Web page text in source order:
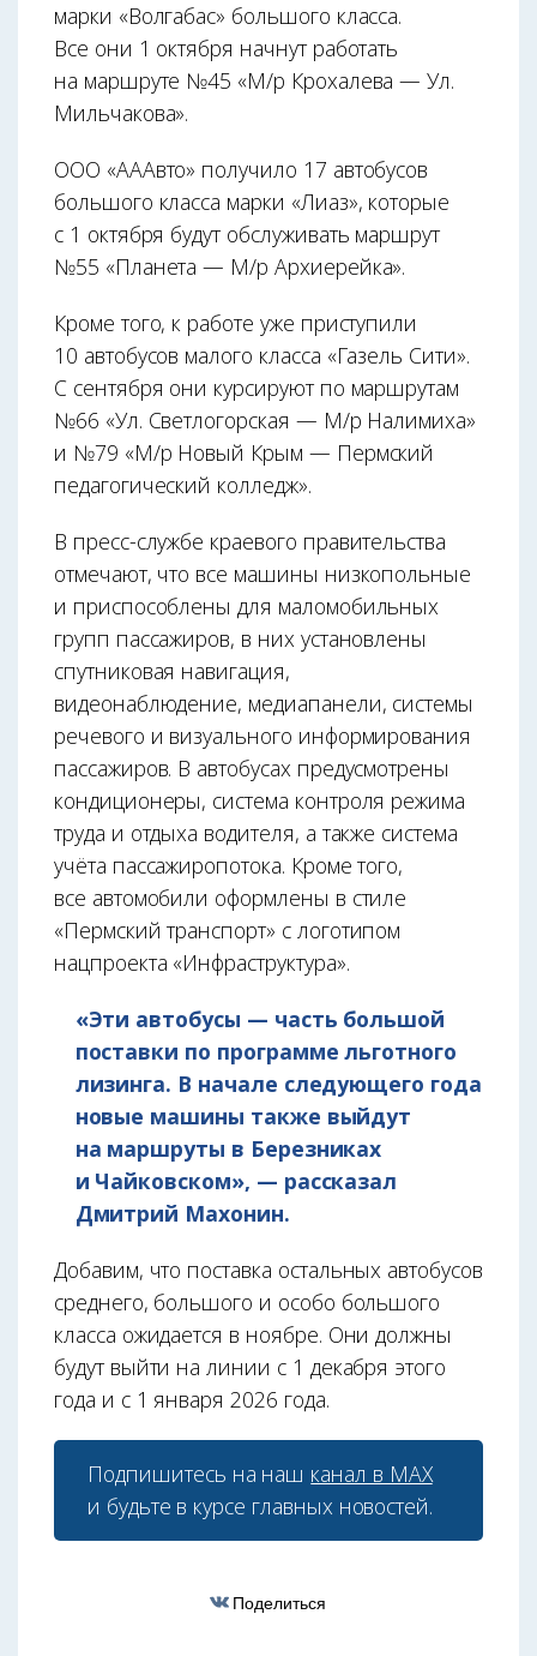
марки «Волгабас» большого класса.
Все они 1 октября начнут работать
на маршруте №45 «М/р Крохалева — Ул.
Мильчакова».
ООО «АААвто» получило 17 автобусов
большого класса марки «Лиаз», которые
с 1 октября будут обслуживать маршрут
№55 «Планета — М/р Архиерейка».
Кроме того, к работе уже приступили
10 автобусов малого класса «Газель Сити».
С сентября они курсируют по маршрутам
№66 «Ул. Светлогорская — М/р Налимиха»
и №79 «М/р Новый Крым — Пермский
педагогический колледж».
В пресс-службе краевого правительства
отмечают, что все машины низкопольные
и приспособлены для маломобильных
групп пассажиров, в них установлены
спутниковая навигация,
видеонаблюдение, медиапанели, системы
речевого и визуального информирования
пассажиров. В автобусах предусмотрены
кондиционеры, система контроля режима
труда и отдыха водителя, а также система
учёта пассажиропотока. Кроме того,
все автомобили оформлены в стиле
«Пермский транспорт» с логотипом
нацпроекта «Инфраструктура».
«Эти автобусы — часть большой
поставки по программе льготного
лизинга. В начале следующего года
новые машины также выйдут
на маршруты в Березниках
и Чайковском», — рассказал
Дмитрий Махонин.
Добавим, что поставка остальных автобусов
среднего, большого и особо большого
класса ожидается в ноябре. Они должны
будут выйти на линии с 1 декабря этого
года и с 1 января 2026 года.
Подпишитесь на наш канал в МАХ
и будьте в курсе главных новостей.
Поделиться